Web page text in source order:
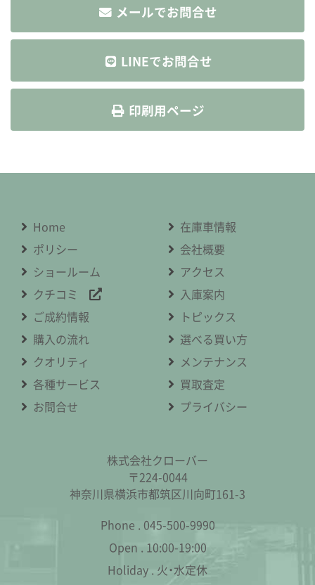
メールでお問合せ
LINEでお問合せ
印刷用ページ
Home
在庫車情報
ポリシー
会社概要
ショールーム
アクセス
クチコミ
入庫案内
ご成約情報
トピックス
購入の流れ
選べる買い方
クオリティ
メンテナンス
各種サービス
買取査定
お問合せ
プライバシー
株式会社クローバー
〒224-0044
神奈川県横浜市都筑区川向町161-3
Phone . 045-500-9990
Open . 10:00-19:00
Holiday . 火・水定休